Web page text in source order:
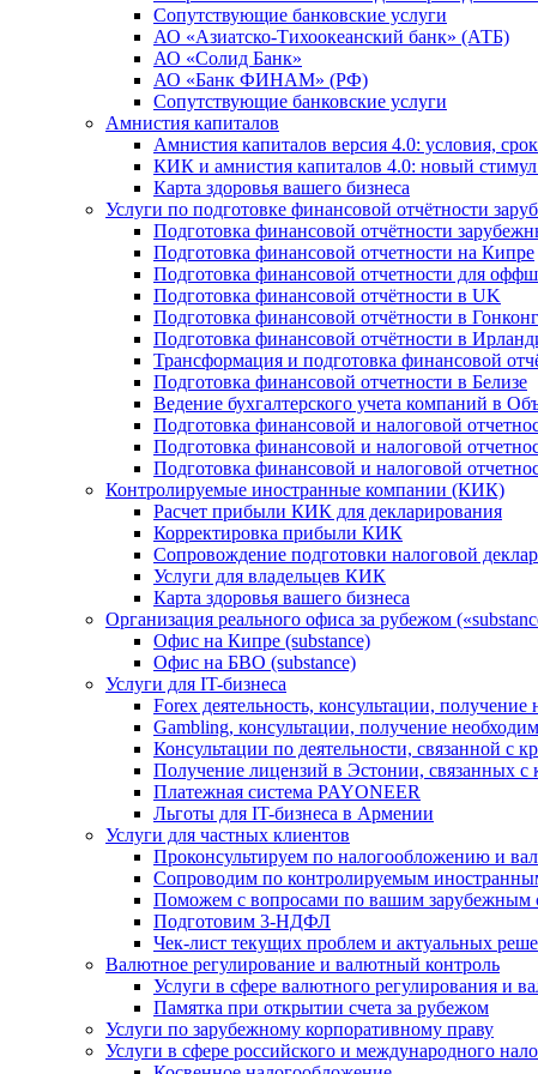
Сопутствующие банковские услуги
АО «Азиатско-Тихоокеанский банк» (АТБ)
АО «Солид Банк»
АО «Банк ФИНАМ» (РФ)
Сопутствующие банковские услуги
Амнистия капиталов
Амнистия капиталов версия 4.0: условия,
КИК и амнистия капиталов 4.0: новый стимул
Карта здоровья вашего бизнеса
Услуги по подготовке финансовой отчётности
Подготовка финансовой отчётности
Подготовка финансовой отчетности на Кипре
Подготовка финансовой отчетности для
Подготовка финансовой отчётности в UK
Подготовка финансовой отчётности в
Подготовка финансовой отчётности в
Трансформация и подготовка финансовой
Подготовка финансовой отчетности в Белизе
Ведение бухгалтерского учета компаний в
Подготовка финансовой и налоговой
Подготовка финансовой и налоговой
Подготовка финансовой и налоговой
Контролируемые иностранные компании (КИК)
Расчет прибыли КИК для декларирования
Корректировка прибыли КИК
Сопровождение подготовки налоговой
Услуги для владельцев КИК
Карта здоровья вашего бизнеса
Организация реального офиса за рубежом
Офис на Кипре (substance)
Офис на БВО (substance)
Услуги для IT-бизнеса
Forex деятельность, консультации,
Gambling, консультации, получение
Консультации по деятельности, связанной с
Получение лицензий в Эстонии, связанных с
Платежная система PAYONEER
Льготы для IT-бизнеса в Армении
Услуги для частных клиентов
Проконсультируем по налогообложению и
Сопроводим по контролируемым
Поможем с вопросами по вашим зарубежным
Подготовим 3-НДФЛ
Чек-лист текущих проблем и актуальных
Валютное регулирование и валютный контроль
Услуги в сфере валютного регулирования и
Памятка при открытии счета за рубежом
Услуги по зарубежному корпоративному праву
Услуги в сфере российского и международного